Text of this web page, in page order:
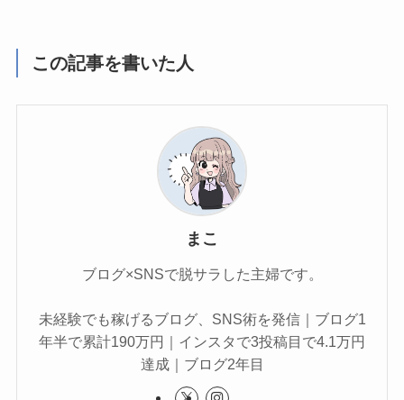
この記事を書いた人
まこ
ブログ×SNSで脱サラした主婦です。
未経験でも稼げるブログ、SNS術を発信｜ブログ1
年半で累計190万円｜インスタで3投稿目で4.1万円
達成｜ブログ2年目